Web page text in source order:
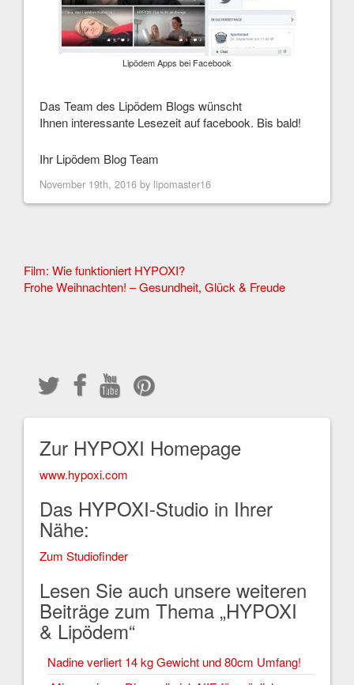
Lipödem Apps bei Facebook
Das Team des Lipödem Blogs wünscht
Ihnen interessante Lesezeit auf facebook. Bis bald!
Ihr Lipödem Blog Team
November 19th, 2016 by lipomaster16
Other
Articles
Film: Wie funktioniert HYPOXI?
Frohe Weihnachten! – Gesundheit, Glück & Freude
Zur HYPOXI Homepage
www.hypoxi.com
Das HYPOXI-Studio in Ihrer
Nähe:
Zum Studiofinder
Lesen Sie auch unsere weiteren
Beiträge zum Thema „HYPOXI
& Lipödem“
Nadine verliert 14 kg Gewicht und 80cm Umfang!